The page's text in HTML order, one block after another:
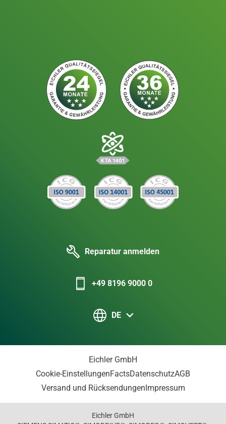
Reparatur anmelden
+49 8196 9000 0
DE
Eichler GmbH
Cookie-EinstellungenFactsDatenschutzAGB
Versand und RücksendungenImpressum
Eichler GmbH